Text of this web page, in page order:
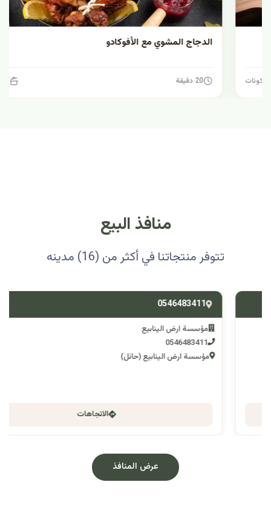
الدجاج المشوي مع الأفوكادو
منافذ البيع
تتوفر منتجاتنا في أكثر من (16) مدينه
0546483411
مؤسسة ارض الينابيع
0546483411
مؤسسة ارض الينابيع (حائل)
الاتجاهات
عرض المنافذ